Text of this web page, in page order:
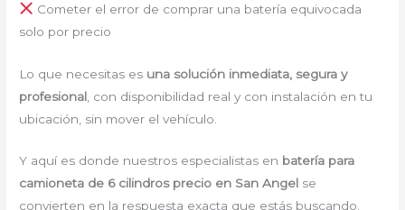
Cometer el error de comprar una batería equivocada
solo por precio
Lo que necesitas es una solución inmediata, segura y
profesional , con disponibilidad real y con instalación en tu
ubicación, sin mover el vehículo.
Y aquí es donde nuestros especialistas en batería para
camioneta de 6 cilindros precio en San Angel se
convierten en la respuesta exacta que estás buscando.